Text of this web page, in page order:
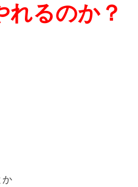
れるのか？
か